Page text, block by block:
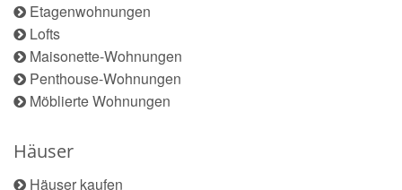
Etagenwohnungen
Lofts
Maisonette-Wohnungen
Penthouse-Wohnungen
Möblierte Wohnungen
Häuser
Häuser kaufen